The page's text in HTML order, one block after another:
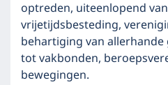
optreden, uiteenlopend
vrijetijdsbesteding,
behartiging van
tot vakbonden,
bewegingen.